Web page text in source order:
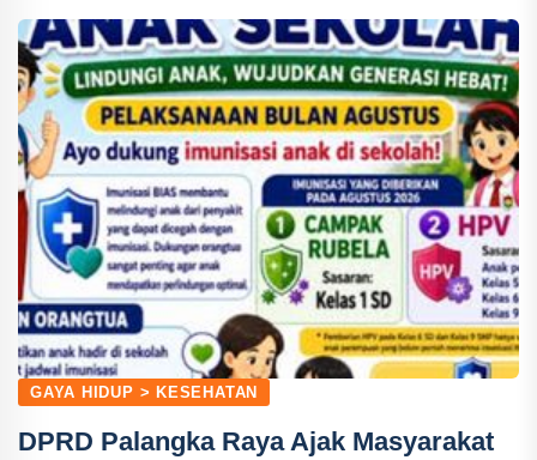
GAYA HIDUP > KESEHATAN
DPRD Palangka Raya Ajak Masyarakat